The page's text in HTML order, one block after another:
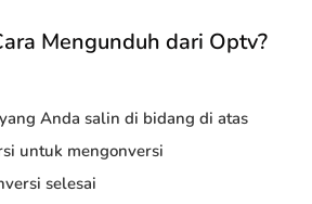
Mengunduh dari Optv?
Anda salin di bidang di atas
untuk mengonversi
selesai